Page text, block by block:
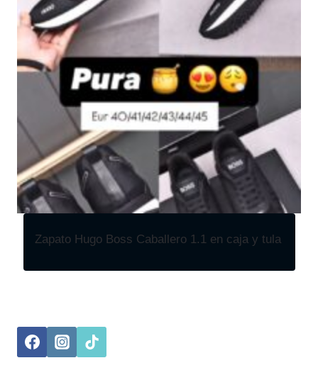
Zapato Hugo Boss Caballero 1.1 en caja y tula